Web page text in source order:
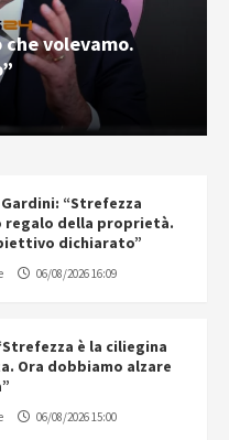
volevamo.
“Strefezza
regalo della proprietà.
dichiarato”
06/08/2026 16:09
è la ciliegina
Ora dobbiamo alzare
06/08/2026 15:00